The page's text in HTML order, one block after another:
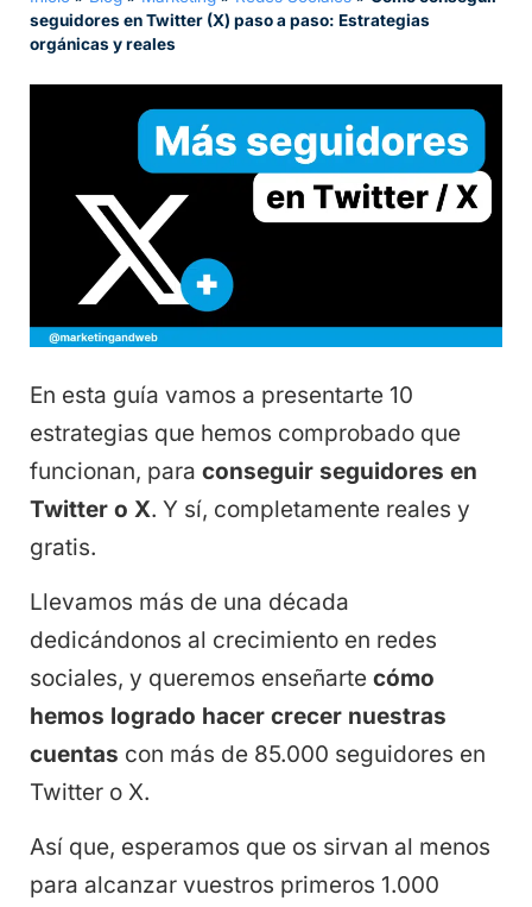
seguidores en Twitter (X) paso a paso: Estrategias
orgánicas y reales
En esta guía vamos a presentarte 10
estrategias que hemos comprobado que
funcionan, para conseguir seguidores en
Twitter o X. Y sí, completamente reales y
gratis.
Llevamos más de una década
dedicándonos al crecimiento en redes
sociales, y queremos enseñarte cómo
hemos logrado hacer crecer nuestras
cuentas con más de 85.000 seguidores en
Twitter o X.
Así que, esperamos que os sirvan al menos
para alcanzar vuestros primeros 1.000